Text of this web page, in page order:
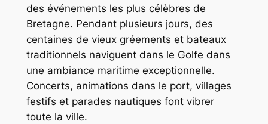
des événements les plus célèbres de
Bretagne. Pendant plusieurs jours, des
centaines de vieux gréements et bateaux
traditionnels naviguent dans le Golfe dans
une ambiance maritime exceptionnelle.
Concerts, animations dans le port, villages
festifs et parades nautiques font vibrer
toute la ville.